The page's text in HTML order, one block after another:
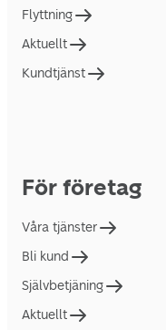
Flyttning
Aktuellt
Kundtjänst
För företag
Våra tjänster
Bli kund
Självbetjäning
Aktuellt